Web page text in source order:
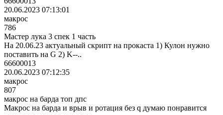
20.06.2023 07:13:01
макрос
786
Мастер лука 3 спек 1 часть
На 20.06.23 актуальный скрипт на прокаста 1) Кулон нужно
поставить на G 2) K--..
66600013
20.06.2023 07:12:35
макрос
807
макрос на барда топ дпс
Макрос на барда и врыв и ротация без q думаю понравится